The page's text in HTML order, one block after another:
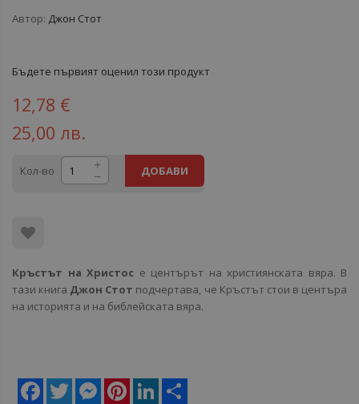
Автор: Джон Стот
Бъдете първият оценил този продукт
12,78 €
25,00 лв.
Кол-во ДОБАВИ
Кръстът на Христос е центърът на християнската вяра. В
тази книга Джон Стот подчертава, че Кръстът стои в центъра
на историята и на библейската вяра.
Facebook
Twitter MessengerPinterestLinkedIn